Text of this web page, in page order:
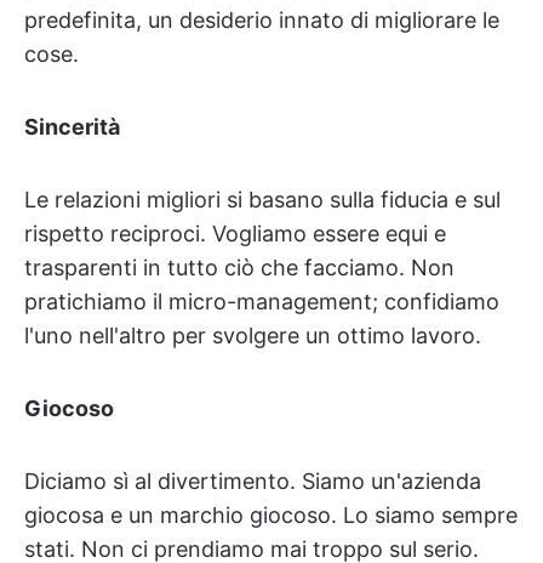
predefinita, un desiderio innato di migliorare le
cose.
Sincerità
Le relazioni migliori si basano sulla fiducia e sul
rispetto reciproci. Vogliamo essere equi e
trasparenti in tutto ciò che facciamo. Non
pratichiamo il micro-management; confidiamo
l'uno nell'altro per svolgere un ottimo lavoro.
Giocoso
Diciamo sì al divertimento. Siamo un'azienda
giocosa e un marchio giocoso. Lo siamo sempre
stati. Non ci prendiamo mai troppo sul serio.